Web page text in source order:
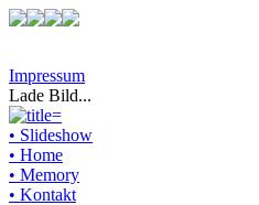
Impressum
Lade Bild...
• Slideshow
• Home
• Memory
• Kontakt